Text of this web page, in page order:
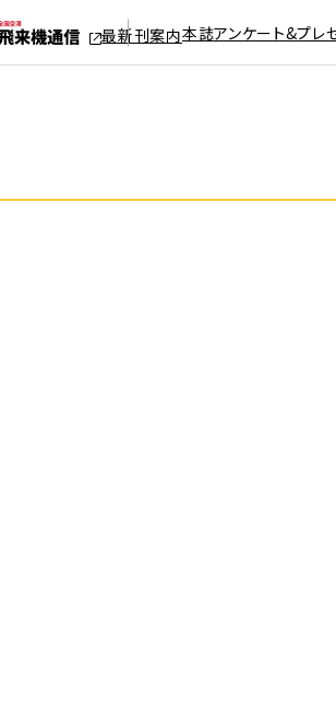
最新刊案内本誌アンケート&プレ